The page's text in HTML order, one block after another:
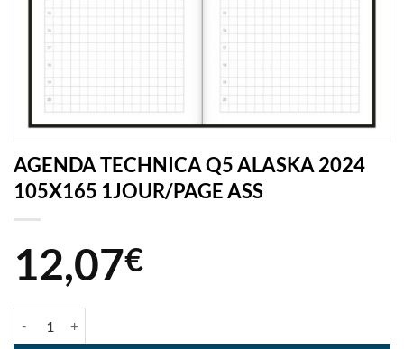
AGENDA TECHNICA Q5 ALASKA 2024
105X165 1JOUR/PAGE ASS
12,07€